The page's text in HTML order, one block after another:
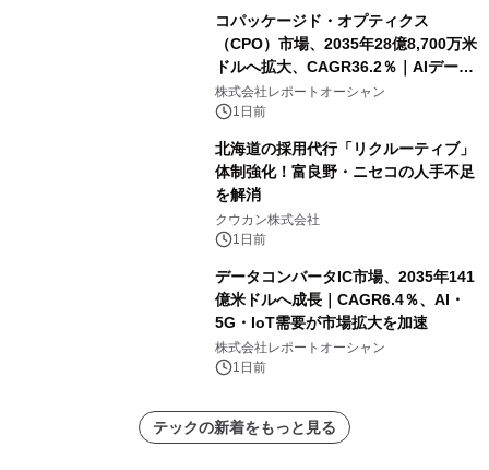
コパッケージド・オプティクス
（CPO）市場、2035年28億8,700万米
ドルへ拡大、CAGR36.2％｜AIデータ
センター・高速光通信需要が成長を加
速
株式会社レポートオーシャン
1日前
北海道の採用代行「リクルーティブ」
体制強化！富良野・ニセコの人手不足
を解消
クウカン株式会社
1日前
データコンバータIC市場、2035年141
億米ドルへ成長｜CAGR6.4％、AI・
5G・IoT需要が市場拡大を加速
株式会社レポートオーシャン
1日前
テックの新着をもっと見る